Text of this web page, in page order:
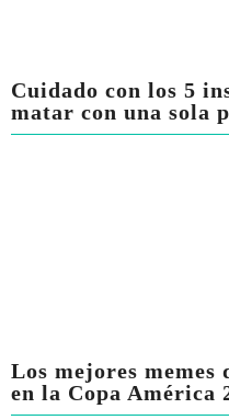
Cuidado con los 5
matar con una sola
Los mejores
en la Copa América